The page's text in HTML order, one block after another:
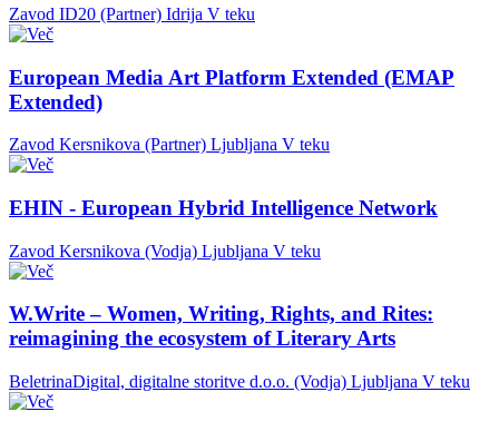
Zavod ID20 (Partner) Idrija V teku
European Media Art Platform Extended (EMAP
Extended)
Zavod Kersnikova (Partner) Ljubljana V teku
EHIN - European Hybrid Intelligence Network
Zavod Kersnikova (Vodja) Ljubljana V teku
W.Write – Women, Writing, Rights, and Rites:
reimagining the ecosystem of Literary Arts
BeletrinaDigital, digitalne storitve d.o.o. (Vodja) Ljubljana V teku